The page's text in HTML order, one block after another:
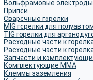
Вольфрамовые
Припои
Сварочные горелки
MIG горелки для
TIG горелки для
Расходные части к
Расходные части к
Запчасти и
Комплектующие ММА
Клеммы заземления